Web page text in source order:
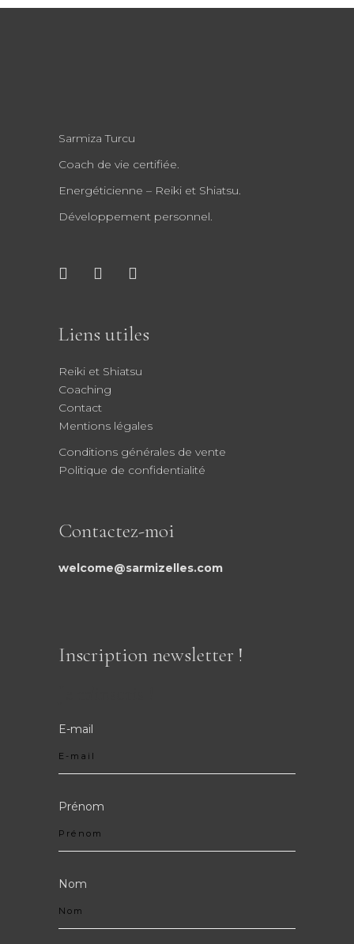
Sarmiza Turcu
Coach de vie certifiée.
Energéticienne – Reiki et Shiatsu.
Développement personnel.
Liens utiles
Reiki et Shiatsu
Coaching
Contact
Mentions légales
Conditions générales de vente
Politique de confidentialité
Contactez-moi
welcome@sarmizelles.com
Inscription newsletter !
E-mail
Prénom
Nom